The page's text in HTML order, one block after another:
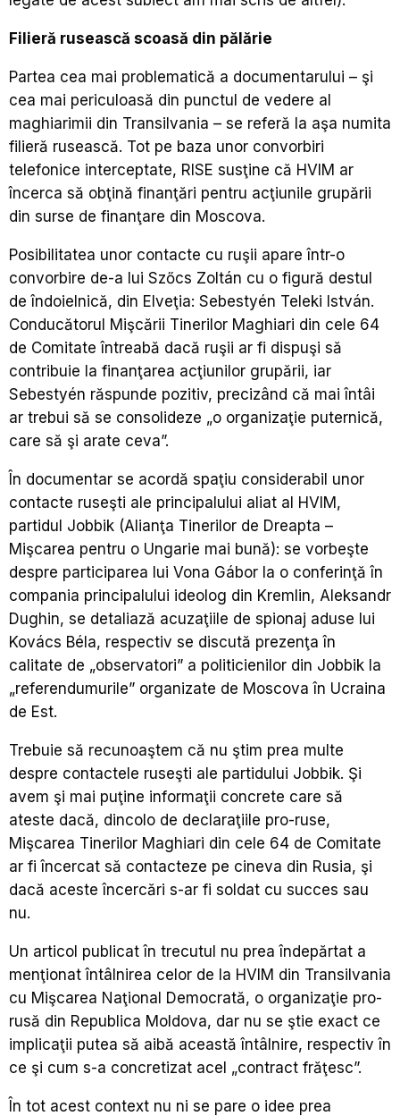
Filieră rusească scoasă din pălărie
Partea cea mai problematică a documentarului – şi
cea mai periculoasă din punctul de vedere al
maghiarimii din Transilvania – se referă la aşa numita
filieră rusească. Tot pe baza unor convorbiri
telefonice interceptate, RISE susţine că HVIM ar
încerca să obţină finanţări pentru acţiunile grupării
din surse de finanţare din Moscova.
Posibilitatea unor contacte cu ruşii apare într-o
convorbire de-a lui Szőcs Zoltán cu o figură destul
de îndoielnică, din Elveţia: Sebestyén Teleki István.
Conducătorul Mişcării Tinerilor Maghiari din cele 64
de Comitate întreabă dacă ruşii ar fi dispuşi să
contribuie la finanţarea acţiunilor grupării, iar
Sebestyén răspunde pozitiv, precizând că mai întâi
ar trebui să se consolideze „o organizaţie puternică,
care să şi arate ceva”.
În documentar se acordă spaţiu considerabil unor
contacte ruseşti ale principalului aliat al HVIM,
partidul Jobbik (Alianţa Tinerilor de Dreapta –
Mişcarea pentru o Ungarie mai bună): se vorbeşte
despre participarea lui Vona Gábor la o conferinţă în
compania principalului ideolog din Kremlin, Aleksandr
Dughin, se detaliază acuzaţiile de spionaj aduse lui
Kovács Béla, respectiv se discută prezenţa în
calitate de „observatori” a politicienilor din Jobbik la
„referendumurile” organizate de Moscova în Ucraina
de Est.
Trebuie să recunoaştem că nu ştim prea multe
despre contactele ruseşti ale partidului Jobbik. Şi
avem şi mai puţine informaţii concrete care să
ateste dacă, dincolo de declaraţiile pro-ruse,
Mişcarea Tinerilor Maghiari din cele 64 de Comitate
ar fi încercat să contacteze pe cineva din Rusia, şi
dacă aceste încercări s-ar fi soldat cu succes sau
nu.
Un articol publicat în trecutul nu prea îndepărtat a
menţionat întâlnirea celor de la HVIM din Transilvania
cu Mişcarea Naţional Democrată, o organizaţie pro-
rusă din Republica Moldova, dar nu se ştie exact ce
implicaţii putea să aibă această întâlnire, respectiv în
ce şi cum s-a concretizat acel „contract frăţesc”.
În tot acest context nu ni se pare o idee prea